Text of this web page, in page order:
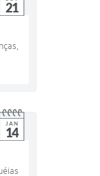
21
JAN
14